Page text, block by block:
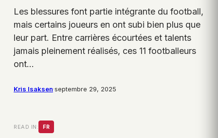
Les blessures font partie intégrante du football,
mais certains joueurs en ont subi bien plus que
leur part. Entre carrières écourtées et talents
jamais pleinement réalisés, ces 11 footballeurs
ont…
Kris Isaksen·septembre 29, 2025
READ IN: FR